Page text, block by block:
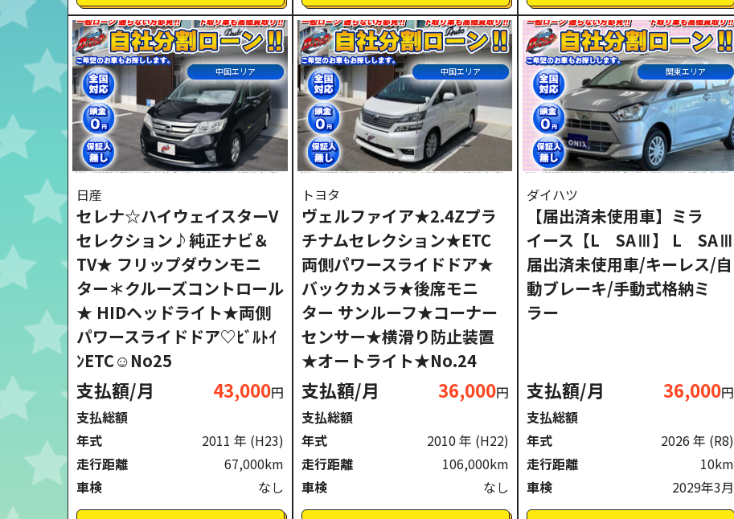
中国エリア
日産
セレナ☆ハイウェイスターV
セレクション♪純正ナビ＆
TV★ フリップダウンモニ
ター＊クルーズコントロール
★ HIDヘッドライト★両側
パワースライドドア♡ﾋﾞﾙﾄｲ
ﾝETC☺No25
支払額/月 43,000円
支払総額
年式
2011 年 (H23)
走行距離
67,000km
車検
なし
中国エリア
トヨタ
ヴェルファイア★2.4Zプラ
チナムセレクション★ETC
両側パワースライドドア★
バックカメラ★後席モニ
ター サンルーフ★コーナー
センサー★横滑り防止装置
★オートライト★No.24
支払額/月 36,000円
支払総額
年式
2010 年 (H22)
走行距離
106,000km
車検
なし
関東エリア
ダイハツ
【届出済未使用車】ミラ
イース【L SAⅢ】 L SAⅢ
届出済未使用車/キーレス/自
動ブレーキ/手動式格納ミ
ラー
支払額/月 36,000円
支払総額
年式
2026 年 (R8)
走行距離
10km
車検
2029年3月